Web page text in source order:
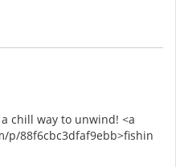
chill way to unwind! <a
p/88f6cbc3dfaf9ebb>fishin